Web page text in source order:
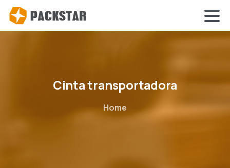
Cintatransportadora
Home